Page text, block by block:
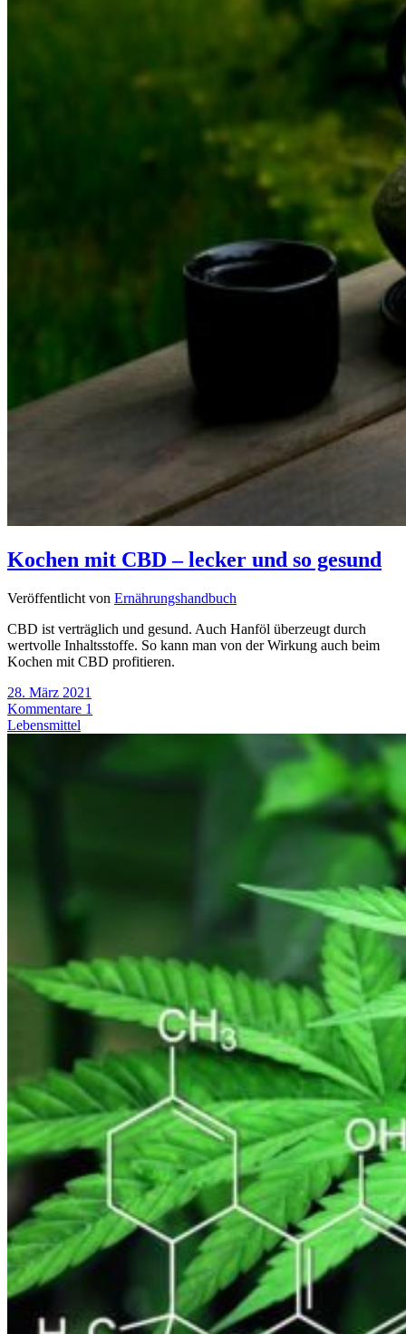
Kochen mit CBD – lecker und so gesund
Veröffentlicht von Ernährungshandbuch
CBD ist verträglich und gesund. Auch Hanföl überzeugt durch
wertvolle Inhaltsstoffe. So kann man von der Wirkung auch beim
Kochen mit CBD profitieren.
28. März 2021
Kommentare 1
Lebensmittel